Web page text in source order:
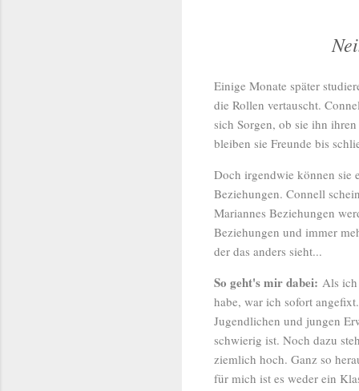
Einige Monate später
die Rollen vertauscht.
sich Sorgen, ob sie ihn
bleiben sie Freunde bis
Doch irgendwie können sie
Beziehungen. Connell
Mariannes Beziehungen
Beziehungen und immer
der das anders sieht...
So geht's mir dabei: Als ich
habe, war ich sofort
Jugendlichen und jungen
schwierig ist. Noch dazu
ziemlich hoch. Ganz so
für mich ist es weder ein